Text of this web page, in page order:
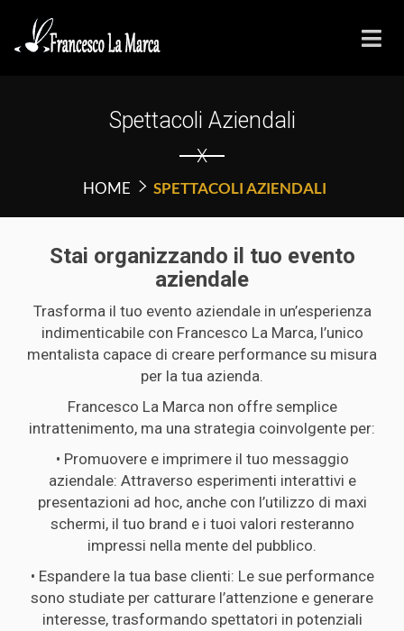
Spettacoli Aziendali
X
HOME SPETTACOLI AZIENDALI
Stai organizzando il tuo evento
aziendale
Trasforma il tuo evento aziendale in un’esperienza
indimenticabile con Francesco La Marca, l’unico
mentalista capace di creare performance su misura
per la tua azienda.
Francesco La Marca non offre semplice
intrattenimento, ma una strategia coinvolgente per:
• Promuovere e imprimere il tuo messaggio
aziendale: Attraverso esperimenti interattivi e
presentazioni ad hoc, anche con l’utilizzo di maxi
schermi, il tuo brand e i tuoi valori resteranno
impressi nella mente del pubblico.
• Espandere la tua base clienti: Le sue performance
sono studiate per catturare l’attenzione e generare
interesse, trasformando spettatori in potenziali